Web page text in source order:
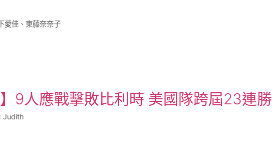
愛佳、 東藤奈奈子
】9人應戰擊敗比利時 美國隊跨屆23連勝
Judith